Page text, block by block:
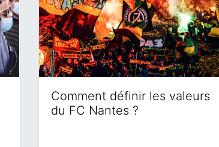
Comment définir les valeurs
du FC Nantes ?